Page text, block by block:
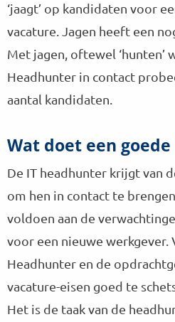
‘jaagt’ op kandidaten voor
vacature. Jagen heeft een
Met jagen, oftewel
Headhunter in contact
aantal kandidaten.
Wat doet een
De IT headhunter krijgt van
om hen in contact te
voldoen aan de
voor een nieuwe werkgever.
Headhunter en de
vacature-eisen goed te
Het is de taak van de